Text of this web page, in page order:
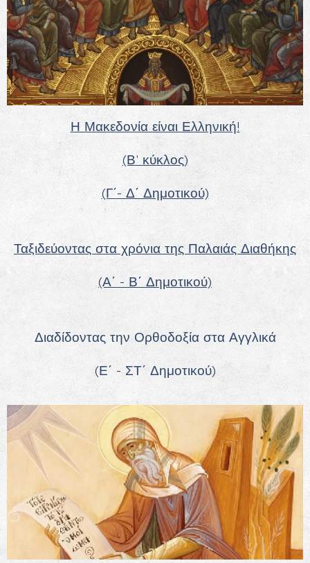
Η Μακεδονία είναι Ελληνική!
(Β' κύκλος)
(Γ΄- Δ΄ Δημοτικού)
Ταξιδεύοντας στα χρόνια της Παλαιάς Διαθήκης
(Α΄ - Β΄ Δημοτικού)
Διαδίδοντας την Ορθοδοξία στα Αγγλικά
(Ε΄ - ΣΤ΄ Δημοτικού)